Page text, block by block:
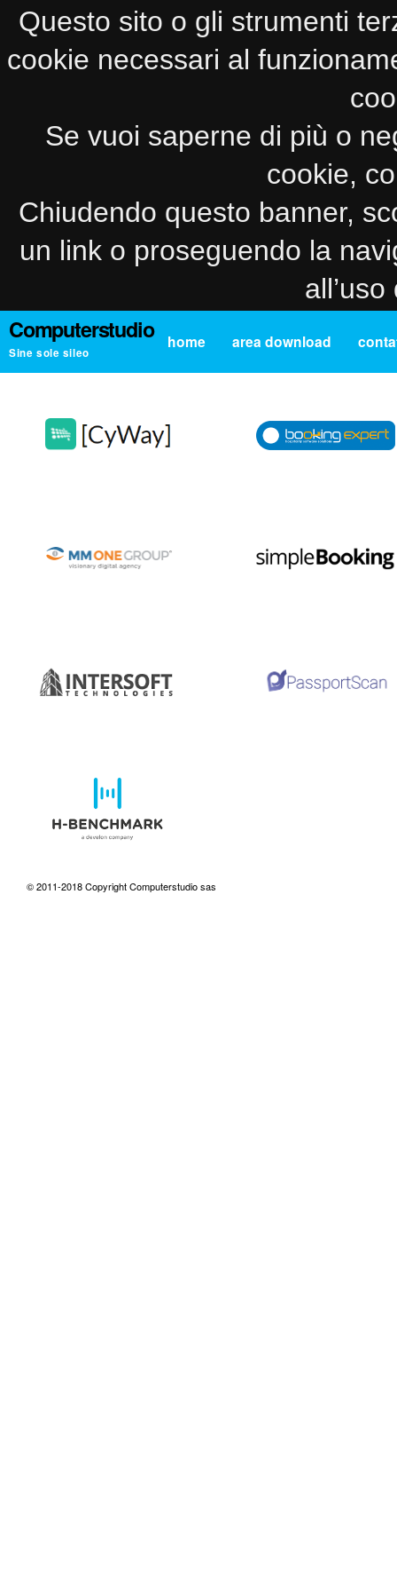
Questo sito o gli strumenti
cookie necessari al
Se vuoi saperne di più o
cookie,
Chiudendo questo banner,
un link o proseguendo la
Computerstudio
Sine sole sileo
home area download
© 2011-2018 Copyright Computerstudio sas